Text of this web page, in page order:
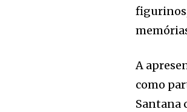
A
como
Santana